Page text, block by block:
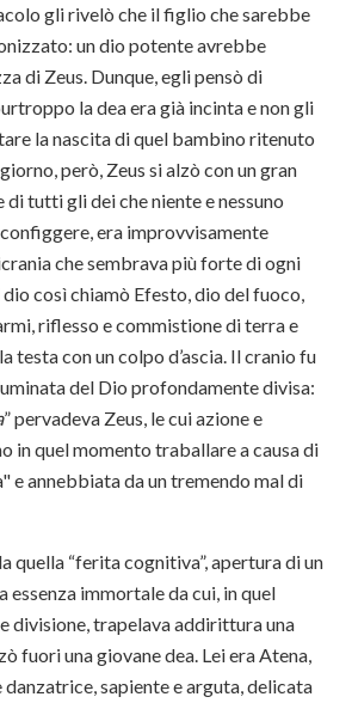
gli rivelò che il figlio che sarebbe
un dio potente avrebbe
di Zeus. Dunque, egli pensò di
la dea era già incinta e non gli
la nascita di quel bambino ritenuto
però, Zeus si alzò con un gran
tutti gli dei che niente e nessuno
era improvvisamente
che sembrava più forte di ogni
così chiamò Efesto, dio del fuoco,
riflesso e commistione di terra e
testa con un colpo d’ascia. Il cranio fu
del Dio profondamente divisa:
” pervadeva Zeus, le cui azione e
in quel momento traballare a causa di
e annebbiata da un tremendo mal di
quella “ferita cognitiva”, apertura di un
immortale da cui, in quel
divisione, trapelava addirittura una
fuori una giovane dea. Lei era Atena,
sapiente e arguta, delicata